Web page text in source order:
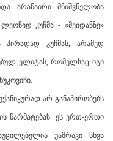
არანაირი მნიშვნელობა
კუჩმა - «მეიდანზე»
პირადად კუჩმას, არამედ
ელიტას, რომელსაც იგი
არ განაპირობებს
წარმატებას. ეს ერთ-ერთი
უამრავი სხვა